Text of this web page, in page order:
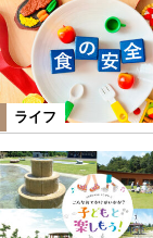
ライフ